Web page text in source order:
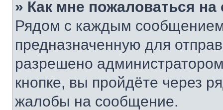
» Как мне пожаловаться
Рядом с каждым сообщением
предназначенную для
разрешено
кнопке, вы пройдёте через
жалобы на сообщение.